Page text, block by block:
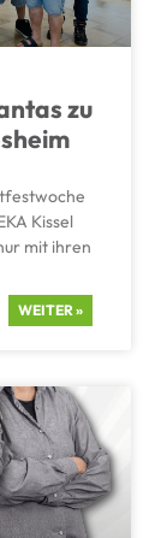
zu
Kissel
mit ihren
WEITER »